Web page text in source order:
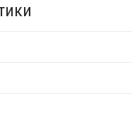
утилизация электронных
возможных